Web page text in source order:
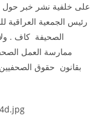
على خلفية نشر خبر حول
رئيس الجمعية
الصحيفة كاف .
ممارسة العمل
بقانون حقوق